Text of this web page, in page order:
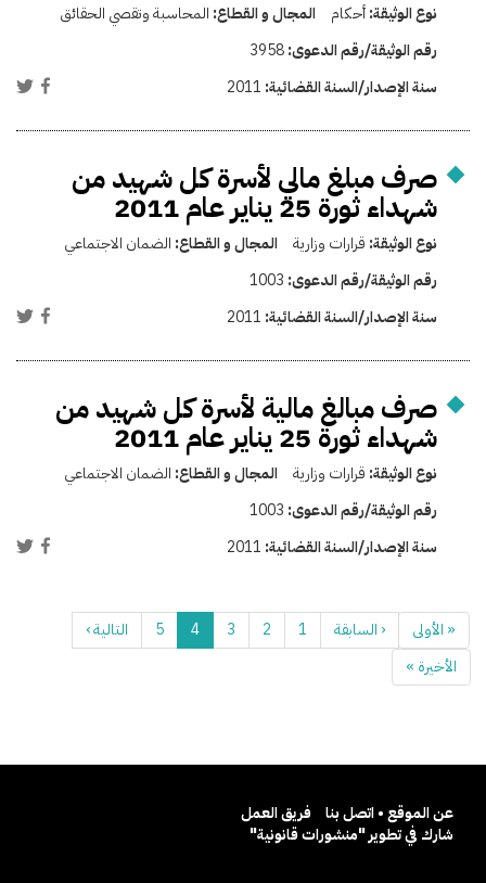
نوع الوثيقة:أحكام المجال و القطاع: المحاسبة وتقصي الحقائق
رقم الوثيقة/رقم الدعوى:3958
سنة الإصدار/السنة القضائية: 2011
صرف مبلغ مالي لأسرة كل شهيد من
شهداء ثورة 25 يناير عام 2011
نوع الوثيقة: قرارات وزارية المجال و القطاع: الضمان الاجتماعي
رقم الوثيقة/رقم الدعوى: 1003
سنة الإصدار/السنة القضائية: 2011
صرف مبالغ مالية لأسرة كل شهيد من
شهداء ثورة 25 يناير عام 2011
نوع الوثيقة: قرارات وزارية المجال و القطاع: الضمان الاجتماعي
رقم الوثيقة/رقم الدعوى: 1003
سنة الإصدار/السنة القضائية: 2011
« الأولى ‹ السابقة 1
2
3
4
5
التالية ›
الأخيرة »
عن الموقع • اتصل بنا
فريق العمل
شارك في تطوير "منشورات قانونية"